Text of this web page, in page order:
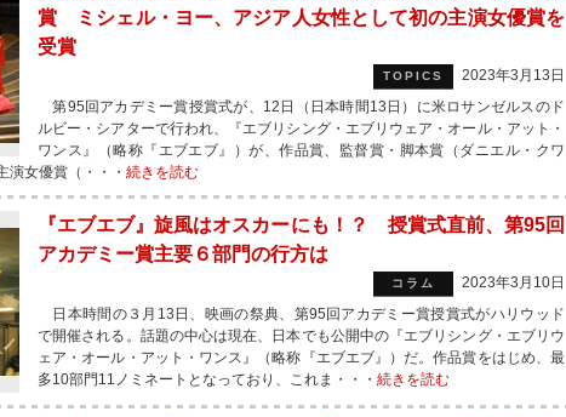
賞 ミシェル・ヨー、アジア人女性として初の主演女優賞を
受賞
TOPICS
2023年3月13日
第95回アカデミー賞授賞式が、12日（日本時間13日）に米ロサンゼルスのド
ルビー・シアターで行われ、『エブリシング・エブリウェア・オール・アット・
ワンス』（略称『エブエブ』）が、作品賞、監督賞・脚本賞（ダニエル・クワ
演女優賞（・・・ 続きを読む
『エブエブ』旋風はオスカーにも！？ 授賞式直前、第95回
アカデミー賞主要６部門の行方は
コラム
2023年3月10日
日本時間の３月13日、映画の祭典、第95回アカデミー賞授賞式がハリウッド
で開催される。話題の中心は現在、日本でも公開中の『エブリシング・エブリウ
ェア・オール・アット・ワンス』（略称『エブエブ』）だ。作品賞をはじめ、最
多10部門11ノミネートとなっており、これま・・・ 続きを読む